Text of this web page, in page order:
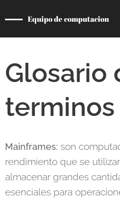
Equipo de computacion
Glosario
terminos
Mainframes: son
rendimiento que se
almacenar grandes
esenciales para